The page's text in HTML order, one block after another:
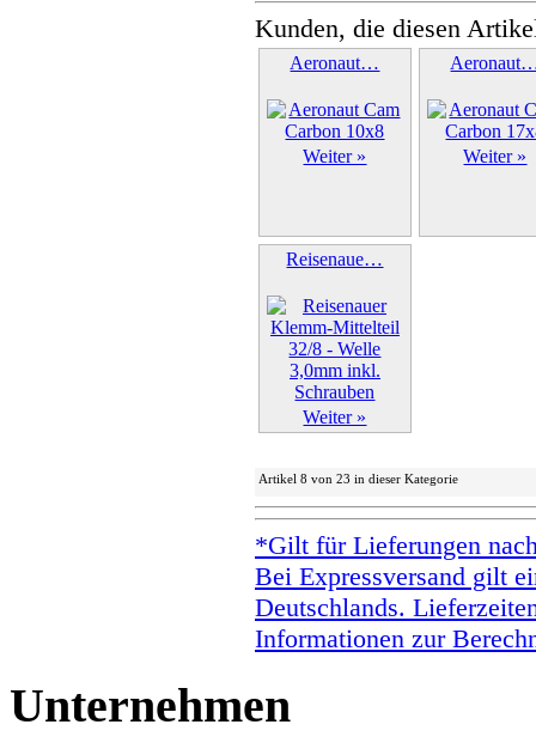
Kunden, die diesen
Aeronaut…
Weiter » Weiter »
Reisenaue…
Weiter »
Artikel 8 von 23 in dieser Kategorie
*Gilt für Lieferungen
Bei Expressversand gilt
Deutschlands.
Informationen zur
Unternehmen